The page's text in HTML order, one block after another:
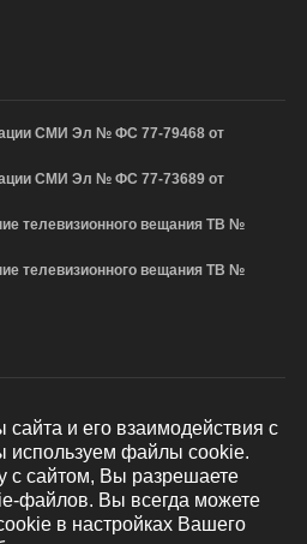
СМИ Эл № ФС 77-79468 от
СМИ Эл № ФС 77-73689 от
телевизионного вещания ТВ №
телевизионного вещания ТВ №
ОТПРАВИТЬ
и его взаимодействия с
используем файлы cookie.
с сайтом, Вы разрешаете
файлов. Вы всегда можете
в настройках Вашего